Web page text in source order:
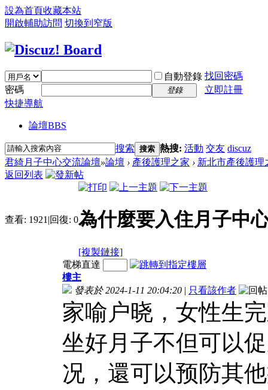
設為首頁收藏本站
開啟輔助訪問 切換到窄版
自動登錄 找回密碼
密碼
登錄
立即註冊
快捷導航
論壇BBS
搜索 搜索 熱搜: 活動 交友 discuz
君綺月子中心交流論壇»論壇 › 產後護理之家 › 新北市產後護理
返回列表
查看: 1921 |回復: 0為什麼要入住月子中
[複製鏈接]
電梯直達
樓主
發表於 2024-1-11 20:04:20 | 只看該作者
家喻户晓，女性生
坐好月子不但可以
况，還可以预防其